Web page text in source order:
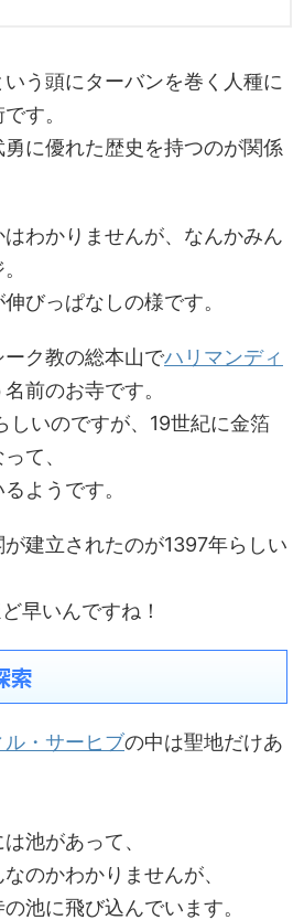
う頭にターバンを巻く人種に
す。
に優れた歴史を持つのが関係
わかりませんが、なんかみん
びっぱなしの様です。
ーク教の総本山でハリマンディ
前のお寺です。
しいのですが、19世紀に金箔
て、
ようです。
建立されたのが1397年らしい
早いんですね！
索
・サーヒブの中は聖地だけあ
池があって、
のかわかりませんが、
池に飛び込んでいます。